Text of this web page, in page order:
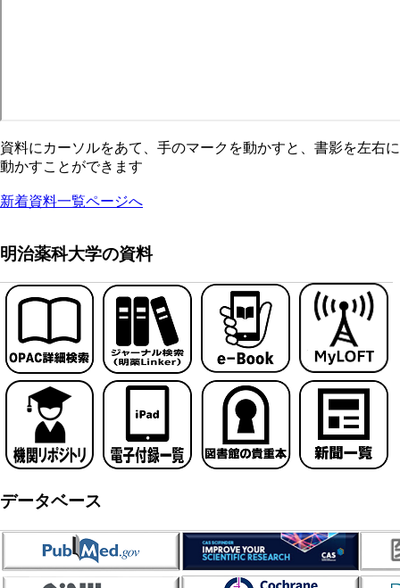
資料にカーソルをあて、手のマークを動かすと、書影を左右に
動かすことができます
新着資料一覧ページへ
明治薬科大学の資料
データベース